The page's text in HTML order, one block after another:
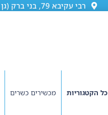
רבי עקיבא 79, בני ברק (גן ורשה)
כל הקטגוריות מכשירים כשרים